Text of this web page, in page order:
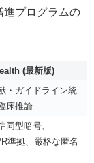
進プログラムの
(最新版)
・ガイドライン統
床推論
同型暗号、
準拠、厳格な匿名